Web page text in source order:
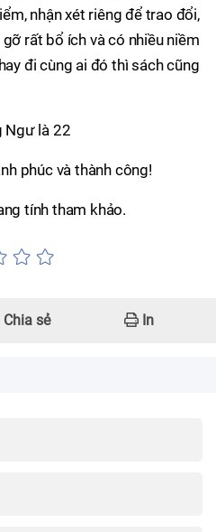
nhận xét riêng để trao đổi,
rất bổ ích và có nhiều niềm
đi cùng ai đó thì sách cũng
Ngư là 22
phúc và thành công!
tính tham khảo.
Chia sẻ In